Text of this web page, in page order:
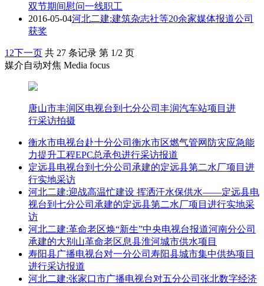
双节期间慰问一线职工
2016-05-04河北二建:建筑杂志社等20余家媒体报道公司
获奖
1 2下一页 共 27 条记录 第 1/2 页
媒介自动对焦 Media focus
唐山市丰润区电视台到七分公司丰润汽车站项目进
行采访拍摄
衡水市电视台赴十分公司衡水市区燃气管网防灾应急能
力提升工程EPC总承包进行采访报道
定远县电视台到七分公司承建的定远县第二水厂项目进
行实地采访
河北二建:迎战高温忙建设 挥洒汗水保供水——定远县电
视台到七分公司承建的定远县第二水厂项目进行实地采
访
河北二建:革命老区焕“新生”中央电视台报道河南分公司
承建的大别山革命老区息县淮河城市供水项目
寿阳县广播电视台对一分公司寿阳县城市集中供热项目
进行采访报道
河北二建:张家口市广播电视台对五分公司张北数字经济